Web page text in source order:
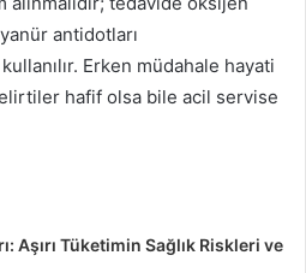
antidotları
Erken müdahale hayati
hafif olsa bile acil servise
Aşırı Tüketimin Sağlık Riskleri ve